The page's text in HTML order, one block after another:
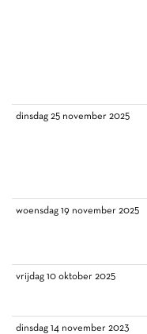
dinsdag 25 november 2025
woensdag 19 november 2025
vrijdag 10 oktober 2025
dinsdag 14 november 2023